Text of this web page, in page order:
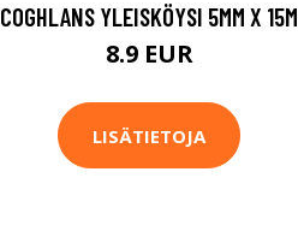
COGHLANS YLEISKÖYSI 5MM X 15M
8.9 EUR
LISÄTIETOJA